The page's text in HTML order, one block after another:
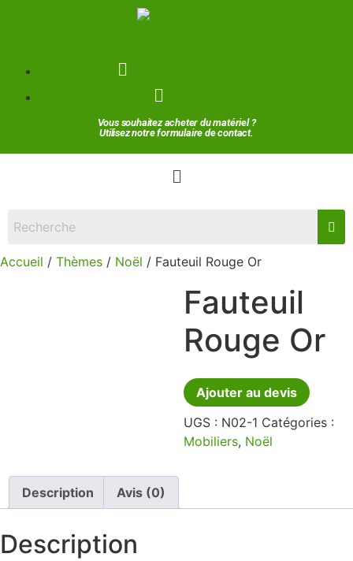
Vous souhaitez acheter du matériel ?
Utilisez notre formulaire de contact.
Accueil / Thèmes / Noël / Fauteuil Rouge Or
Fauteuil
Rouge Or
Ajouter au devis
UGS : N02-1 Catégories :
Mobiliers, Noël
Description Avis (0)
Description